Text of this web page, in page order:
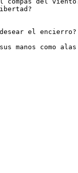
el encierro?
manos como